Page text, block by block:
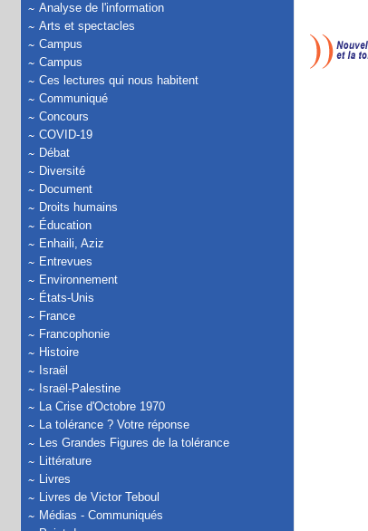
Analyse de l'information
Arts et spectacles
Campus
Campus
Ces lectures qui nous habitent
Communiqué
Concours
COVID-19
Débat
Diversité
Document
Droits humains
Éducation
Enhaili, Aziz
Entrevues
Environnement
États-Unis
France
Francophonie
Histoire
Israël
Israël-Palestine
La Crise d'Octobre 1970
La tolérance ? Votre réponse
Les Grandes Figures de la tolérance
Littérature
Livres
Livres de Victor Teboul
Médias - Communiqués